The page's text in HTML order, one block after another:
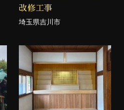
改修工事
埼玉県吉川市